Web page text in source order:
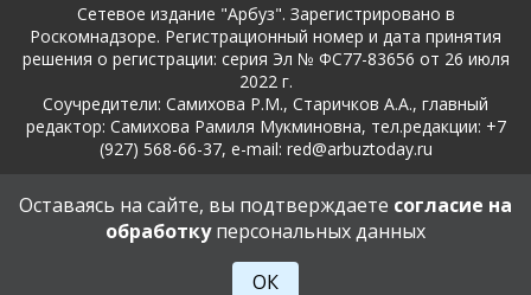
Сетевое издание "Арбуз". Зарегистрировано в
Роскомнадзоре. Регистрационный номер и дата принятия
решения о регистрации: серия Эл № ФС77-83656 от 26 июля
2022 г.
Соучредители: Самихова Р.М., Старичков А.А., главный
редактор: Самихова Рамиля Мукминовна, тел.редакции: +7
(927) 568-66-37, e-mail: red@arbuztoday.ru
Политика в отношении обработки и защиты персональных
данных
18+
Оставаясь на сайте, вы подтверждаете согласие на
обработкуперсональных данных
ОК